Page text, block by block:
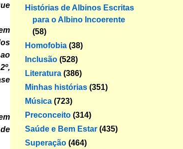
Histórias de Albinos Escritas
para o Albino Incoerente
(58)
Homofobia (38)
Inclusão (528)
Literatura (386)
Minhas histórias (351)
Música (723)
Preconceito (314)
Saúde e Bem Estar (435)
Superação (464)